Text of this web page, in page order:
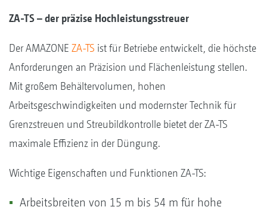
ZA-TS – der präzise Hochleistungsstreuer
Der AMAZONE ZA-TS ist für Betriebe entwickelt, die höchste
Anforderungen an Präzision und Flächenleistung stellen.
Mit großem Behältervolumen, hohen
Arbeitsgeschwindigkeiten und modernster Technik für
Grenzstreuen und Streubildkontrolle bietet der ZA-TS
maximale Effizienz in der Düngung.
Wichtige Eigenschaften und Funktionen ZA-TS:
Arbeitsbreiten von 15 m bis 54 m für hohe